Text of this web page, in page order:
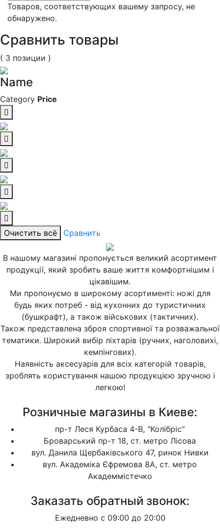
Товаров, соответствующих вашему запросу, не
обнаружено.
Сравнить товары
( 3 позиции )
Name
Category Price
Очистить всё Сравнить
В нашому магазині пропонується великий асортимент
продукції, який зробить ваше життя комфортнішим і
цікавішим.
Ми пропонуємо в широкому асортименті: ножі для
будь яких потреб - від кухонних до туристичних
(бушкрафт), а також військових (тактичних).
Також представлена зброя спортивної та розважальної
тематики. Широкий вибір ліхтарів (ручних, наголовихі,
кемпінгових).
Наявність аксесуарів для всіх категорій товарів,
зроблять користування нашою продукцією зручною і
легкою!
Розничные магазины в Киеве:
пр-т Леся Курбаса 4-В, "Колібріс"
Броварський пр-т 18, ст. метро Лісова
вул. Данила Щербаківського 47, ринок Нивки
вул. Академіка Єфремова 8А, ст. метро
Академмістечко
Заказать обратный звонок:
Ежедневно с 09:00 до 20:00